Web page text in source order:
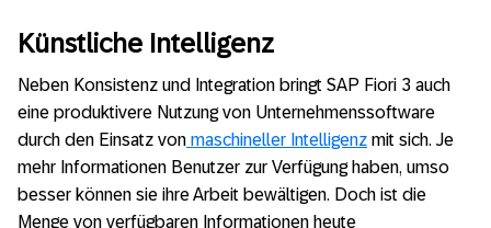
Künstliche Intelligenz
Neben Konsistenz und Integration bringt SAP Fiori 3 auch
eine produktivere Nutzung von Unternehmenssoftware
durch den Einsatz von maschineller Intelligenz mit sich. Je
mehr Informationen Benutzer zur Verfügung haben, umso
besser können sie ihre Arbeit bewältigen. Doch ist die
Menge von verfügbaren Informationen heute